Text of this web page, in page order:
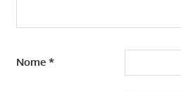
Nome *